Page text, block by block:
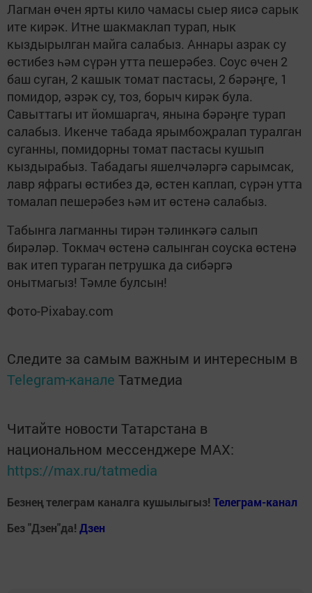
Лагман өчен ярты кило чамасы сыер яисә сарык
ите кирәк. Итне шакмаклап турап, нык
кыздырылган майга салабыз. Аннары азрак су
өстибез һәм сүрән утта пешерәбез. Соус өчен 2
баш суган, 2 кашык томат пастасы, 2 бәрәңге, 1
помидор, әзрәк су, тоз, борыч кирәк була.
Савыттагы ит йомшаргач, янына бәрәңге турап
салабыз. Икенче табада ярымбоҗралап туралган
суганны, помидорны томат пастасы кушып
кыздырабыз. Табадагы яшелчәләргә сарымсак,
лавр яфрагы өстибез дә, өстен каплап, сүрән утта
томалап пешерәбез һәм ит өстенә салабыз.
Табынга лагманны тирән тәлинкәгә салып
бирәләр. Токмач өстенә салынган соуска өстенә
вак итеп тураган петрушка да сибәргә
онытмагыз! Тәмле булсын!
Фото-Pixabay.com
Следите за самым важным и интересным в
Telegram-канале Татмедиа
Читайте новости Татарстана в
национальном мессенджере MАХ:
https://max.ru/tatmedia
Безнең телеграм каналга кушылыгыз! Телеграм-канал
Без "Дзен"да! Дзен